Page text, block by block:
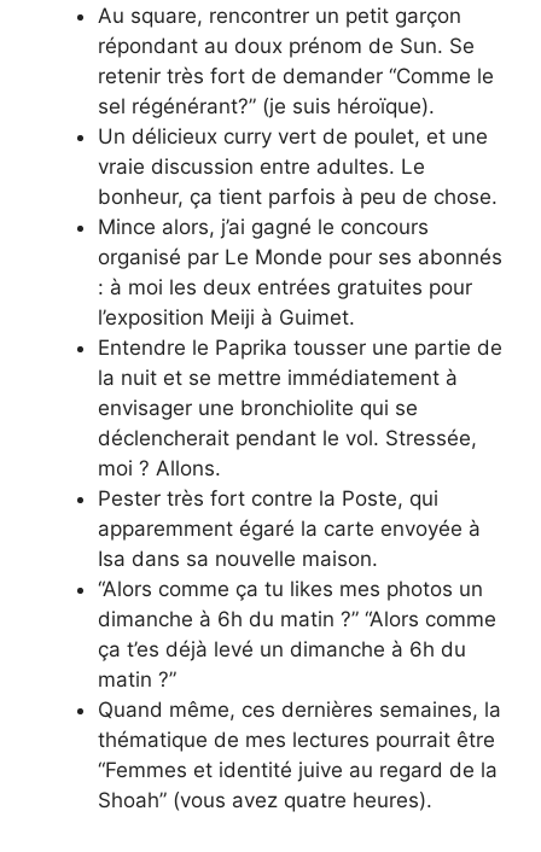
Au square, rencontrer un petit garçon
répondant au doux prénom de Sun. Se
retenir très fort de demander “Comme le
sel régénérant?” (je suis héroïque).
Un délicieux curry vert de poulet, et une
vraie discussion entre adultes. Le
bonheur, ça tient parfois à peu de chose.
Mince alors, j’ai gagné le concours
organisé par Le Monde pour ses abonnés
: à moi les deux entrées gratuites pour
l’exposition Meiji à Guimet.
Entendre le Paprika tousser une partie de
la nuit et se mettre immédiatement à
envisager une bronchiolite qui se
déclencherait pendant le vol. Stressée,
moi ? Allons.
Pester très fort contre la Poste, qui
apparemment égaré la carte envoyée à
Isa dans sa nouvelle maison.
“Alors comme ça tu likes mes photos un
dimanche à 6h du matin ?” “Alors comme
ça t’es déjà levé un dimanche à 6h du
matin ?”
Quand même, ces dernières semaines, la
thématique de mes lectures pourrait être
“Femmes et identité juive au regard de la
Shoah” (vous avez quatre heures).